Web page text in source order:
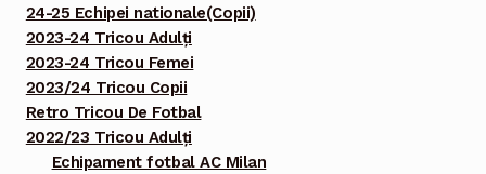
24-25 Echipei nationale(Copii)
2023-24 Tricou Adulți
2023-24 Tricou Femei
2023/24 Tricou Copii
Retro Tricou De Fotbal
2022/23 Tricou Adulți
Echipament fotbal AC Milan